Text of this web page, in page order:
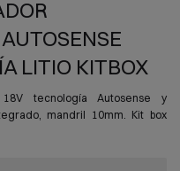
LITIO KITBOX
18V tecnología Autosense y
mandril 10mm. Kit box